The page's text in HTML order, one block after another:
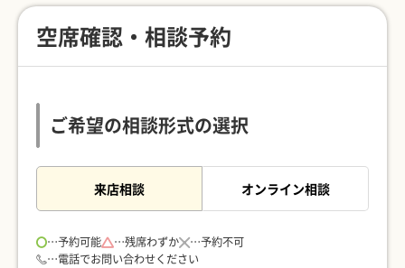
空席確認・相談予約
ご希望の相談形式の選択
来店相談 オンライン相談
予約可能 残席わずか
予約不可
電話でお問い合わせください